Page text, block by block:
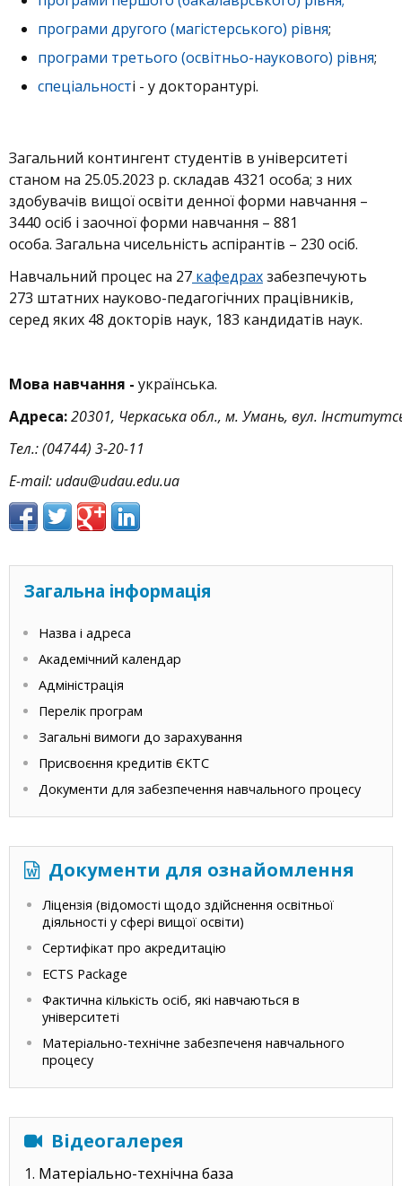
програми другого (магістерського) рівня;
програми третього (освітньо-наукового) рівня;
спеціальності - у докторантурі.
Загальний контингент студентів в університеті
станом на 25.05.2023 р. складав 4321 особа; з них
здобувачів вищої освіти денної форми навчання –
3440 осіб і заочної форми навчання – 881
особа. Загальна чисельність аспірантів – 230 осіб.
Навчальний процес на 27 кафедрахзабезпечують
273 штатних науково-педагогічних працівників,
серед яких 48 докторів наук, 183 кандидатів наук.
Мова навчання - українська.
Адреса:20301, Черкаськаобл., м. Умань, вул.
Тел.:(04744) 3-20-11
E-mail: udau@udau.edu.ua
Загальна інформація
Назва і адреса
Академічний календар
Адміністрація
Перелік програм
Загальні вимоги до зарахування
Присвоєння кредитів ЄКТС
Документи для забезпечення навчального процесу
Документи для ознайомлення
Ліцензія (відомості щодо здійснення освітньої
діяльності у сфері вищої освіти)
Сертифікат про акредитацію
ECTS Package
Фактична кількість осіб, які навчаються в
університеті
Матеріально-технічне забезпеченя навчального
процесу
Відеогалерея
1. Матеріально-технічна база